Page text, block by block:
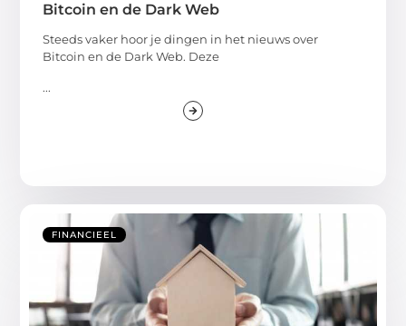
Bitcoin en de Dark Web
Steeds vaker hoor je dingen in het nieuws over
Bitcoin en de Dark Web. Deze
...
FINANCIEEL